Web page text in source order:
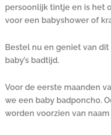
persoonlijk tintje en is het
voor een babyshower of
Bestel nu en geniet van
baby’s badtijd.
Voor de eerste maanden
we een baby badponcho.
worden voorzien van